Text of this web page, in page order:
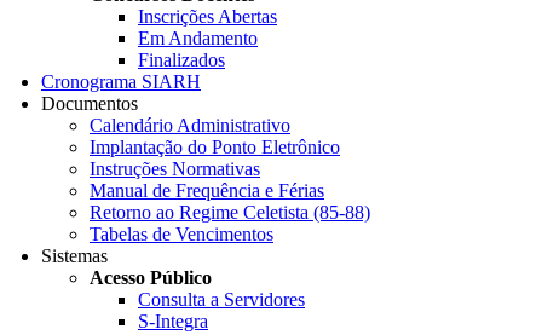
Inscrições Abertas
Em Andamento
Finalizados
Cronograma SIARH
Documentos
Calendário Administrativo
Implantação do Ponto Eletrônico
Instruções Normativas
Manual de Frequência e Férias
Retorno ao Regime Celetista (85-88)
Tabelas de Vencimentos
Sistemas
Acesso Público
Consulta a Servidores
S-Integra